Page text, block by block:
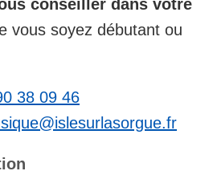
conseiller dans votre
vous soyez débutant ou
38 09 46